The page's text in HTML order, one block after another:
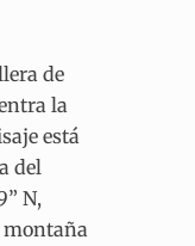
de
la
está
del
N,
montaña